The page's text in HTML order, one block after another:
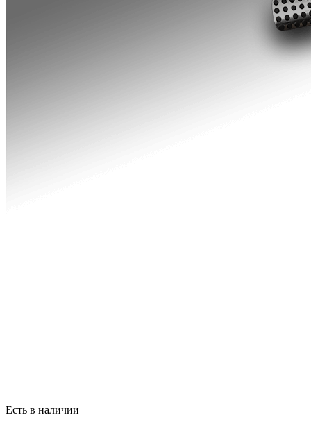
Есть в наличии